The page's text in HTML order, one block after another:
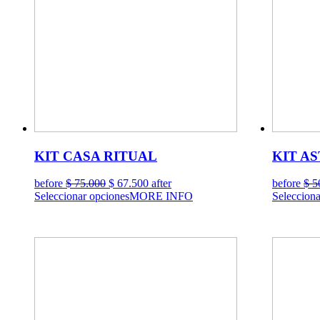
KIT CASA RITUAL
before $75.000 El
precio
$ 67.500El
precio
after
Seleccionar opcionesMORE INFO
KIT
before $